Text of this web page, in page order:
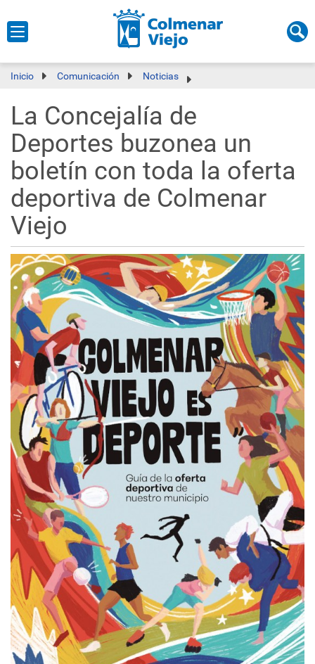
Inicio Comunicación Noticias
La Concejalía de
Deportes buzonea un
boletín con toda la oferta
deportiva de Colmenar
Viejo